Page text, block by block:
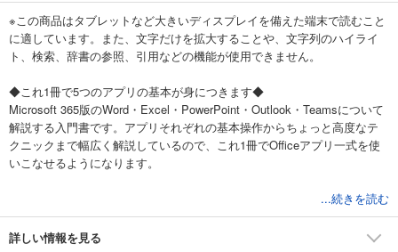
※この商品はタブレットなど大きいディスプレイを備えた端末で読むこと
に適しています。また、文字だけを拡大することや、文字列のハイライ
ト、検索、辞書の参照、引用などの機能が使用できません。
◆これ1冊で5つのアプリの基本が身につきます◆
Microsoft 365版のWord・Excel・PowerPoint・Outlook・Teamsについて
解説する入門書です。アプリそれぞれの基本操作からちょっと高度なテ
クニックまで幅広く解説しているので、これ1冊でOfficeアプリ一式を使
いこなせるようになります。
■目次
共通操作
...続きを読む
詳しい情報を見る